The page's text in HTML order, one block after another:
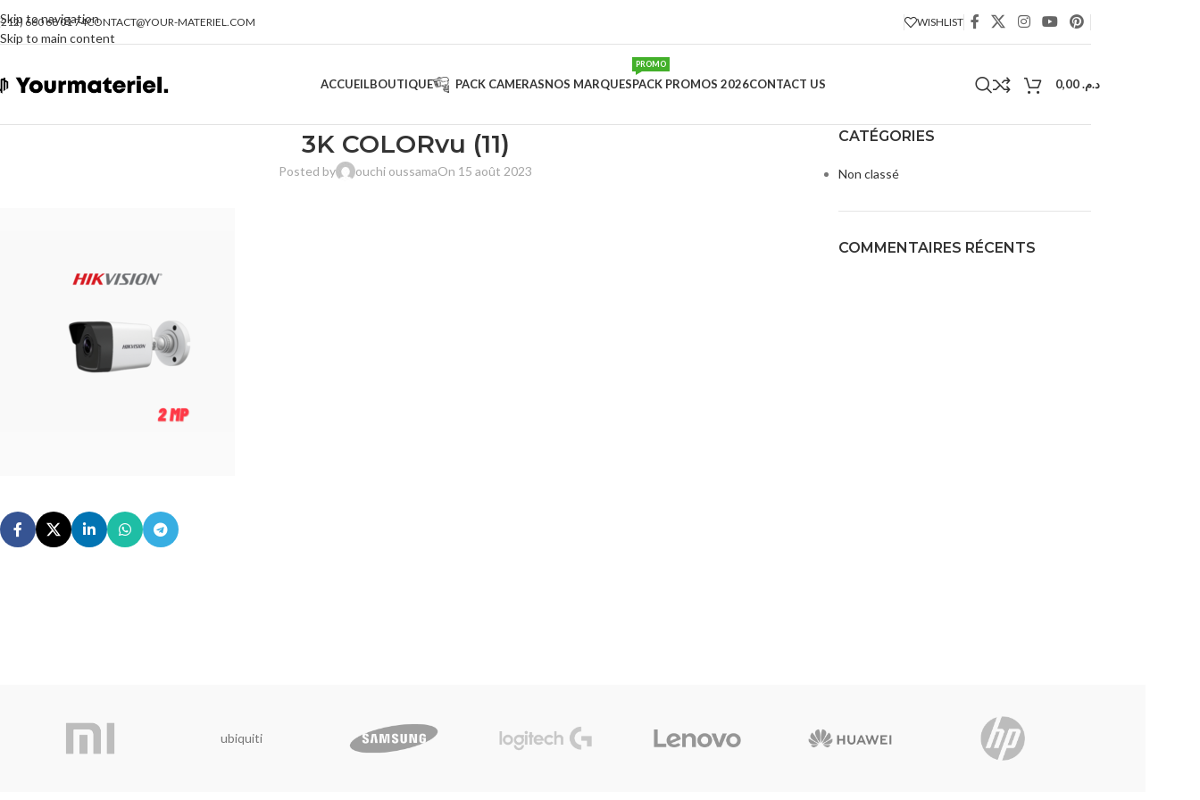
Skip to navigation
Skip to main content
660 68 01 74CONTACT@YOUR-MATERIEL.COM WISHLIST
ACCUEILBOUTIQUE PACK CAMERASNOS MARQUESPACK PROMOS 2026
PROMO
CONTACT US د.م.
3K COLORvu (11)
Posted by ouchi oussamaOn 15 août 2023
CATÉGORIES
Non classé
COMMENTAIRES RÉCENTS
ubiquiti